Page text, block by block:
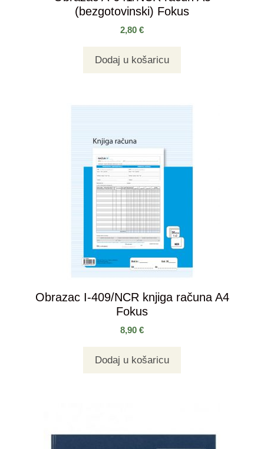
(bezgotovinski) Fokus
2,80 €
Dodaj u košaricu
Obrazac I-409/NCR knjiga računa A4
Fokus
8,90 €
Dodaj u košaricu